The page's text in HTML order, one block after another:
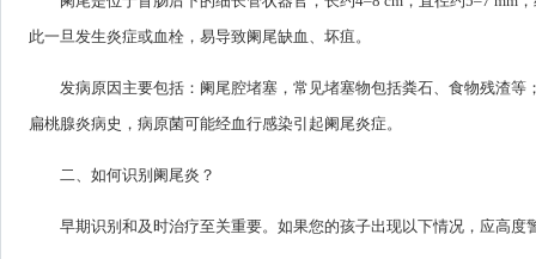
此一旦发生炎症或血栓，易导致阑尾缺血、坏疽。
发病原因主要包括：阑尾腔堵塞，常见堵塞物包括粪石、食物残渣
扁桃腺炎病史，病原菌可能经血行感染引起阑尾炎症。
二、如何识别阑尾炎？
早期识别和及时治疗至关重要。如果您的孩子出现以下情况，应高度